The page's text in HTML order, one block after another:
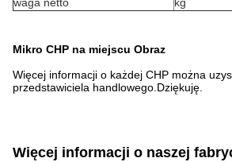
waga netto kg
Mikro CHP na miejscu Obraz
Więcej informacji o każdej CHP można
przedstawiciela handlowego.Dziękuję.
Więcej informacji o naszej